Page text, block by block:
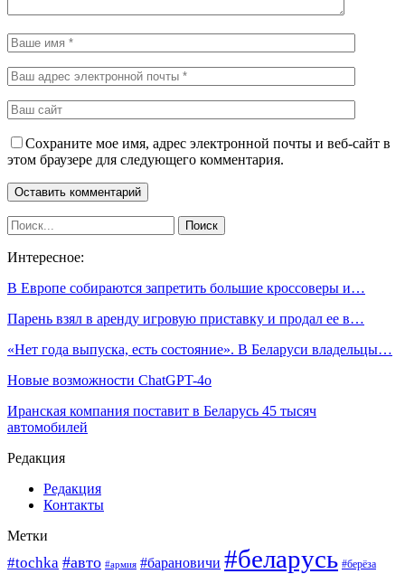
Сохраните мое имя, адрес электронной почты и веб-сайт в
этом браузере для следующего комментария.
Интересное:
В Европе собираются запретить большие кроссоверы и…
Парень взял в аренду игровую приставку и продал ее в…
«Нет года выпуска, есть состояние». В Беларуси владельцы…
Новые возможности ChatGPT-4o
Иранская компания поставит в Беларусь 45 тысяч
автомобилей
Редакция
Редакция
Контакты
Метки
#tochka #авто #армия #барановичи #беларусь #берёза